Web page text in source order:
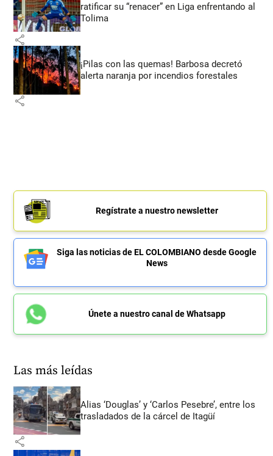
ratificar su “renacer” en Liga enfrentando al
Tolima
share
¡Pilas con las quemas! Barbosa decretó
alerta naranja por incendios forestales
share
Regístrate a nuestro newsletter
Siga las noticias de EL COLOMBIANO desde Google
News
Únete a nuestro canal de Whatsapp
Las más leídas
Alias ‘Douglas’ y ‘Carlos Pesebre’, entre los
trasladados de la cárcel de Itagüí
share